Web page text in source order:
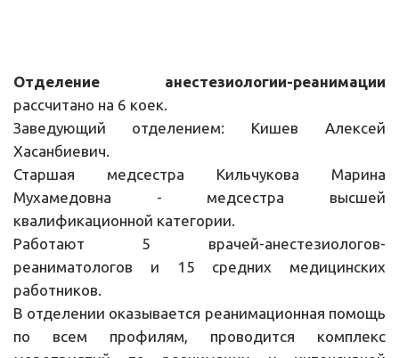
Отделение анестезиологии-реанимации
рассчитано на 6 коек.
Заведующий отделением: Кишев Алексей
Хасанбиевич.
Старшая медсестра Кильчукова Марина
Мухамедовна - медсестра высшей
квалификационной категории.
Работают 5 врачей-анестезиологов-
реаниматологов и 15 средних медицинских
работников.
B отделении оказывается реанимационная помощь
по всем профилям, проводится комплекс